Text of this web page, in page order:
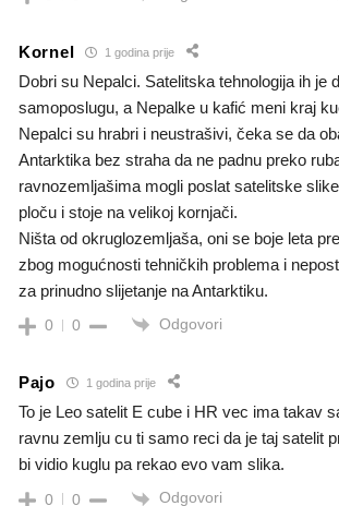
Kornel 1 godina prije
Dobri su Nepalci. Satelitska tehnologija ih je
samoposlugu, a Nepalke u kafić meni kraj
Nepalci su hrabri i neustrašivi, čeka se da
Antarktika bez straha da ne padnu preko
ravnozemljašima mogli poslat satelitske
ploču i stoje na velikoj kornjači.
Ništa od okruglozemljaša, oni se boje leta
zbog mogućnosti tehničkih problema i
za prinudno slijetanje na Antarktiku.
0 0 Odgovori
Pajo 1 godina prije
To je Leo satelit E cube i HR vec ima takav
ravnu zemlju cu ti samo reci da je taj satelit
bi vidio kuglu pa rekao evo vam slika.
0 0 Odgovori